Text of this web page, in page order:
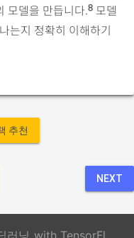
모델을 만듭니다.8모델
는지 정확히 이해하기
추천
NEXT
러닝 with TensorFl